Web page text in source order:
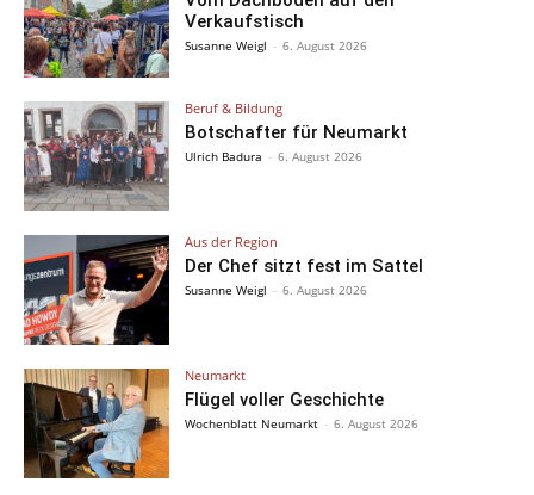
Verkaufstisch
Susanne Weigl - 6. August 2026
Beruf & Bildung
Botschafter für Neumarkt
Ulrich Badura - 6. August 2026
Aus der Region
Der Chef sitzt fest im Sattel
Susanne Weigl - 6. August 2026
Neumarkt
Flügel voller Geschichte
Wochenblatt Neumarkt - 6. August 2026